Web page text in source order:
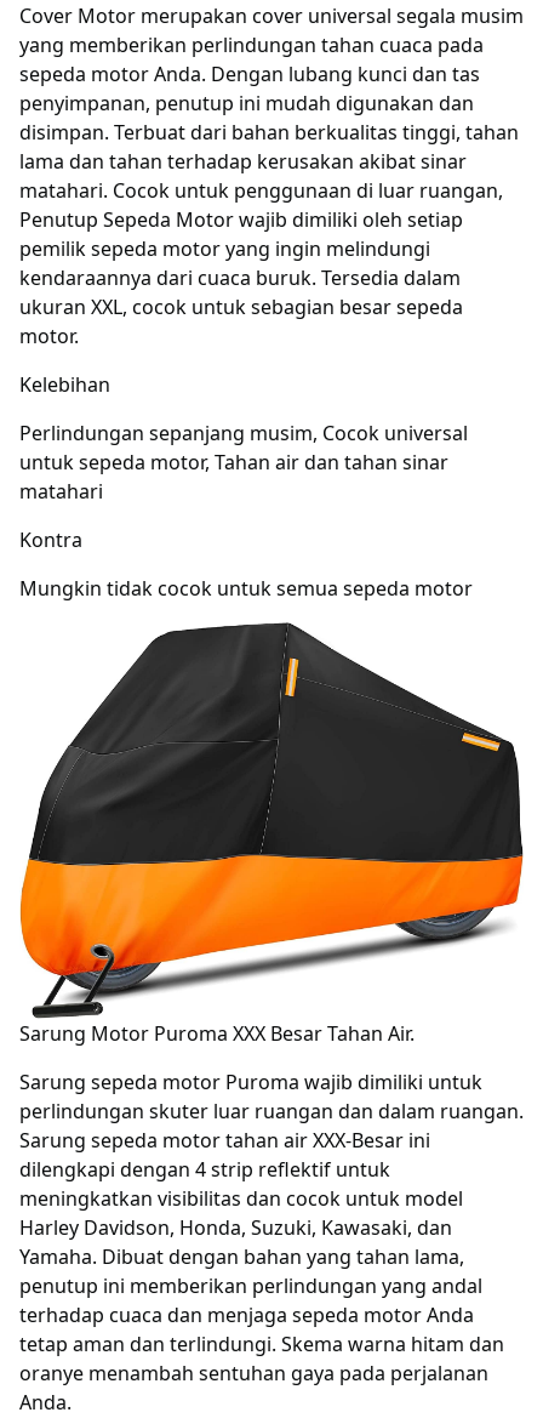
Cover Motor merupakan cover universal segala musim
yang memberikan perlindungan tahan cuaca pada
sepeda motor Anda. Dengan lubang kunci dan tas
penyimpanan, penutup ini mudah digunakan dan
disimpan. Terbuat dari bahan berkualitas tinggi, tahan
lama dan tahan terhadap kerusakan akibat sinar
matahari. Cocok untuk penggunaan di luar ruangan,
Penutup Sepeda Motor wajib dimiliki oleh setiap
pemilik sepeda motor yang ingin melindungi
kendaraannya dari cuaca buruk. Tersedia dalam
ukuran XXL, cocok untuk sebagian besar sepeda
motor.
Kelebihan
Perlindungan sepanjang musim, Cocok universal
untuk sepeda motor, Tahan air dan tahan sinar
matahari
Kontra
Mungkin tidak cocok untuk semua sepeda motor
Sarung Motor Puroma XXX Besar Tahan Air.
Sarung sepeda motor Puroma wajib dimiliki untuk
perlindungan skuter luar ruangan dan dalam ruangan.
Sarung sepeda motor tahan air XXX-Besar ini
dilengkapi dengan 4 strip reflektif untuk
meningkatkan visibilitas dan cocok untuk model
Harley Davidson, Honda, Suzuki, Kawasaki, dan
Yamaha. Dibuat dengan bahan yang tahan lama,
penutup ini memberikan perlindungan yang andal
terhadap cuaca dan menjaga sepeda motor Anda
tetap aman dan terlindungi. Skema warna hitam dan
oranye menambah sentuhan gaya pada perjalanan
Anda.